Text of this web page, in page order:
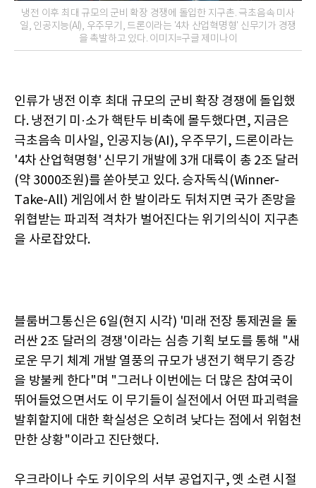
냉전 이후 최대 규모의 군비 확장 경쟁에 돌입한 지구촌. 극초음속 미사
일, 인공지능(AI), 우주무기, 드론이라는 '4차 산업혁명형' 신무기가 경쟁
을 촉발하고 있다. 이미지=구글 제미나이
인류가 냉전 이후 최대 규모의 군비 확장 경쟁에 돌입했
다. 냉전기 미·소가 핵탄두 비축에 몰두했다면, 지금은
극초음속 미사일, 인공지능(AI), 우주무기, 드론이라는
'4차 산업혁명형' 신무기 개발에 3개 대륙이 총 2조 달러
(약 3000조원)를 쏟아붓고 있다. 승자독식(Winner-
Take-All) 게임에서 한 발이라도 뒤처지면 국가 존망을
위협받는 파괴적 격차가 벌어진다는 위기의식이 지구촌
을 사로잡았다.
블룸버그통신은 6일(현지 시각) '미래 전장 통제권을 둘
러싼 2조 달러의 경쟁'이라는 심층 기획 보도를 통해 "새
로운 무기 체계 개발 열풍의 규모가 냉전기 핵무기 증강
을 방불케 한다"며 "그러나 이번에는 더 많은 참여국이
뛰어들었으면서도 이 무기들이 실전에서 어떤 파괴력을
발휘할지에 대한 확실성은 오히려 낮다는 점에서 위험천
만한 상황"이라고 진단했다.
우크라이나 수도 키이우의 서부 공업지구, 옛 소련 시절